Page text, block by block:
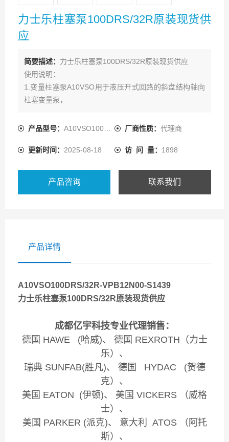
力士乐柱塞泵100DRS/32R原装现货供
应
简要描述： 力士乐柱塞泵100DRS/32R原装现货供应
使用说明：
1.变量柱塞泵A10VSO用于液压开式回路的斜盘结构轴向
柱塞变量泵，
无级变量，
体泄油孔。
产品型号： A10VSO100DRS/32R-VPB12N00 厂商性质： 代理商
更新时间： 2025-08-18 访 问 量： 1898
产品咨询 联系我们
产品详情
A10VSO100DRS/32R-VPB12N00-S1439
力士乐柱塞泵100DRS/32R原装现货供应
成都亿宇科技专业代理销售：
德国 HAWE (哈威)、 德国 REXROTH（力士
乐）、
瑞典 SUNFAB(胜凡)、 德国 HYDAC (贺德
克）、
美国 EATON (伊顿)、 美国 VICKERS （威格
士）、
美国 PARKER (派克)、 意大利 ATOS （阿托
斯）、